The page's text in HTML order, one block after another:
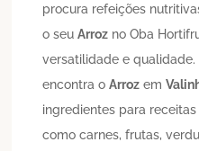
procura refeições
o seuArroz no Oba
versatilidade e
encontra oArroz em
ingredientes para
como carnes, frutas,